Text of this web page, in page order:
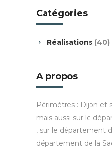
Catégories
Réalisations (40)
A propos
Périmètres : Dijon et
mais aussi sur le
, sur le département
département de la